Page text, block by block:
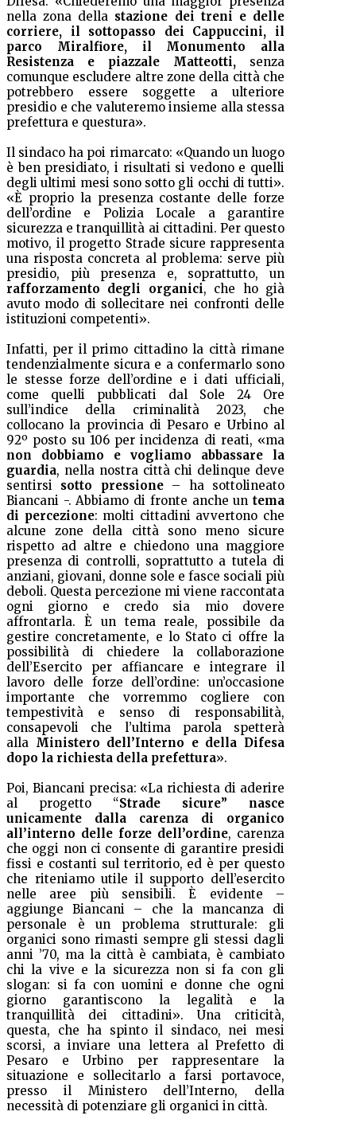
nella zona della stazione dei treni e delle
corriere, il sottopasso dei Cappuccini, il
parco Miralfiore, il Monumento alla
Resistenza e piazzale Matteotti, senza
comunque escludere altre zone della città che
potrebbero essere soggette a ulteriore
presidio e che valuteremo insieme alla stessa
prefettura e questura».
Il sindaco ha poi rimarcato: «Quando un luogo
è ben presidiato, i risultati si vedono e quelli
degli ultimi mesi sono sotto gli occhi di tutti».
«È proprio la presenza costante delle forze
dell’ordine e Polizia Locale a garantire
sicurezza e tranquillità ai cittadini. Per questo
motivo, il progetto Strade sicure rappresenta
una risposta concreta al problema: serve più
presidio, più presenza e, soprattutto, un
rafforzamento degli organici, che ho già
avuto modo di sollecitare nei confronti delle
istituzioni competenti».
Infatti, per il primo cittadino la città rimane
tendenzialmente sicura e a confermarlo sono
le stesse forze dell’ordine e i dati ufficiali,
come quelli pubblicati dal Sole 24 Ore
sull’indice della criminalità 2023, che
collocano la provincia di Pesaro e Urbino al
92º posto su 106 per incidenza di reati, «ma
non dobbiamo e vogliamo abbassare la
guardia, nella nostra città chi delinque deve
sentirsi sotto pressione– ha sottolineato
Biancani -. Abbiamo di fronte anche untema
di percezione: molti cittadini avvertono che
alcune zone della città sono meno sicure
rispetto ad altre e chiedono una maggiore
presenza di controlli, soprattutto a tutela di
anziani, giovani, donne sole e fasce sociali più
deboli. Questa percezione mi viene raccontata
ogni giorno e credo sia mio dovere
affrontarla. È un tema reale, possibile da
gestire concretamente, e lo Stato ci offre la
possibilità di chiedere la collaborazione
dell’Esercito per affiancare e integrare il
lavoro delle forze dell’ordine: un’occasione
importante che vorremmo cogliere con
tempestività e senso di responsabilità,
consapevoli che l’ultima parola spetterà
alla Ministero dell’Interno e della Difesa
dopo la richiesta della prefettura».
Poi, Biancani precisa: «La richiesta di aderire
al progetto “Strade sicure” nasce
unicamente dalla carenza di organico
all’interno delle forze dell’ordine, carenza
che oggi non ci consente di garantire presidi
fissi e costanti sul territorio, ed è per questo
che riteniamo utile il supporto dell’esercito
nelle aree più sensibili. È evidente –
aggiunge Biancani – che la mancanza di
personale è un problema strutturale: gli
organici sono rimasti sempre gli stessi dagli
anni ’70, ma la città è cambiata, è cambiato
chi la vive e la sicurezza non si fa con gli
slogan: si fa con uomini e donne che ogni
giorno garantiscono la legalità e la
tranquillità dei cittadini». Una criticità,
questa, che ha spinto il sindaco, nei mesi
scorsi, a inviare una lettera al Prefetto di
Pesaro e Urbino per rappresentare la
situazione e sollecitarlo a farsi portavoce,
presso il Ministero dell’Interno, della
necessità di potenziare gli organici in città.